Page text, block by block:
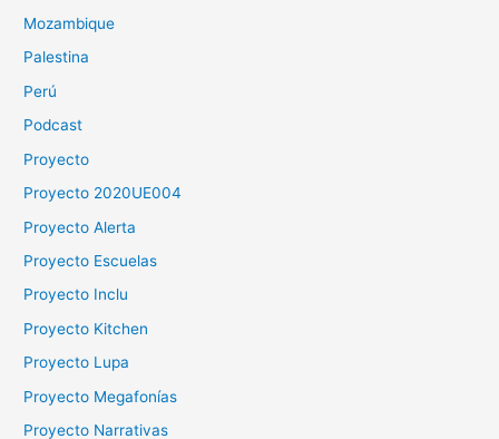
Mozambique
Palestina
Perú
Podcast
Proyecto
Proyecto 2020UE004
Proyecto Alerta
Proyecto Escuelas
Proyecto Inclu
Proyecto Kitchen
Proyecto Lupa
Proyecto Megafonías
Proyecto Narrativas